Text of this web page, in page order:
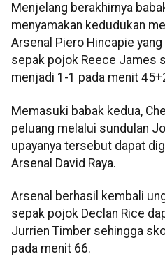
Menjelang berakhirnya
menyamakan kedudukan
Arsenal Piero Hincapie
sepak pojok Reece James
menjadi 1-1 pada menit
Memasuki babak kedua,
peluang melalui sundulan
upayanya tersebut dapat
Arsenal David Raya.
Arsenal berhasil kembali
sepak pojok Declan Rice
Jurrien Timber sehingga
pada menit 66.